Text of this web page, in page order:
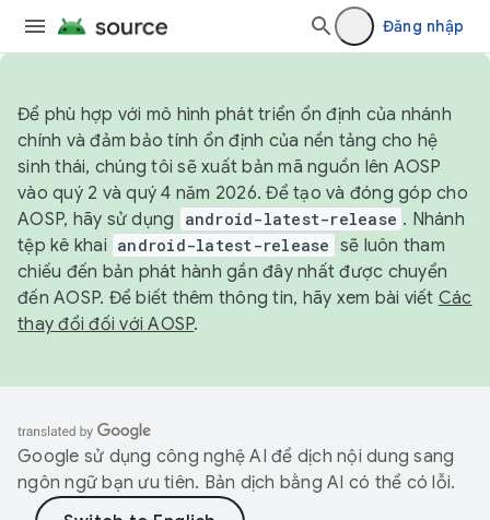
Đăng nhập
Để phù hợp với mô hình phát triển ổn định của nhánh
chính và đảm bảo tính ổn định của nền tảng cho hệ
sinh thái, chúng tôi sẽ xuất bản mã nguồn lên AOSP
vào quý 2 và quý 4 năm 2026. Để tạo và đóng góp cho
AOSP, hãy sử dụng
android-latest-release . Nhánh
tệp kê khai android-latest-release sẽ luôn tham
chiếu đến bản phát hành gần đây nhất được chuyển
đến AOSP. Để biết thêm thông tin, hãy xem bài viết Các
thay đổi đối với AOSP.
Google sử dụng công nghệ AI để dịch nội dung sang
ngôn ngữ bạn ưu tiên. Bản dịch bằng AI có thể có lỗi.